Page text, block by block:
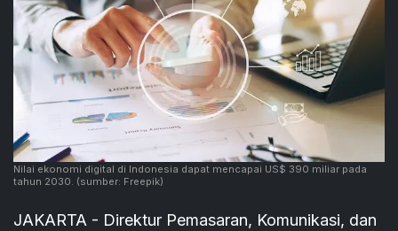
Nilai ekonomi digital di Indonesia dapat mencapai US$ 390 miliar pada
tahun 2030. (sumber: Freepik)
JAKARTA - Direktur Pemasaran, Komunikasi, dan